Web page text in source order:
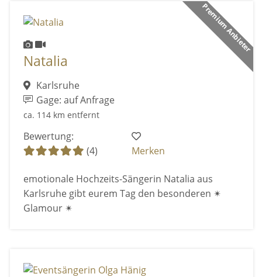
Premium Anbieter
Natalia
Karlsruhe
Gage: auf Anfrage
ca. 114 km entfernt
Bewertung:
(4)
Merken
emotionale Hochzeits-Sängerin Natalia aus
Karlsruhe gibt eurem Tag den besonderen ✴
Glamour ✴